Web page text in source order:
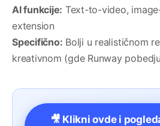
AI funkcije: Text-to-video,
extension
Specifično: Bolji u realističnom
kreativnom (gde Runway
🎥 Klikni ovde i